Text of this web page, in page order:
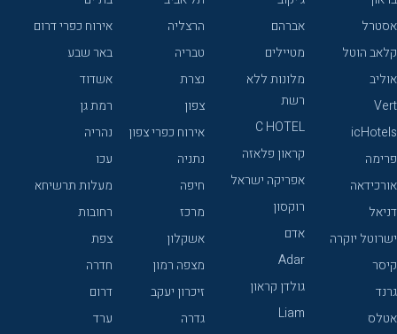
אסטרל
קלאב הוטל
אוליב
Vert
icHotels
פרימה
אורכידאה
דניאל
ישרוטל יוקרה
קיסר
גרנד
אטלס
אברהם
מטיילים
מלונות ללא
רשת
C HOTEL
קראון פלאזה
אפריקה ישראל
רוקסון
אדם
Adar
גולדן קראון
Liam
הרצליה
טבריה
נצרת
צפון
אירוח כפרי צפון
נתניה
חיפה
מרכז
אשקלון
מצפה רמון
זיכרון יעקב
גדרה
אירוח כפרי דרום
באר שבע
אשדוד
רמת גן
נהריה
עכו
מעלות תרשיחא
רחובות
צפת
חדרה
דרום
ערד